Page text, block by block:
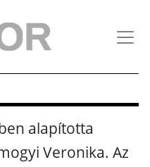
alapította
Veronika. Az